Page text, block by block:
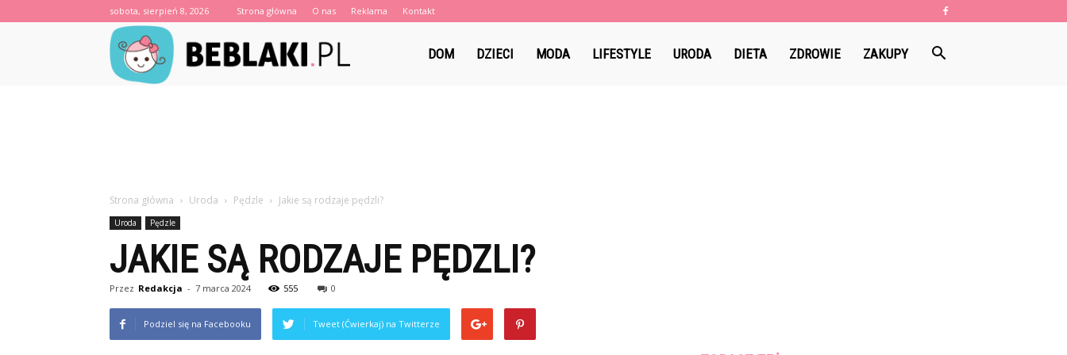
sobota, sierpień 8, 2026 Strona główna O nas Reklama Kontakt
DOM DZIECI MODA LIFESTYLE URODA DIETA ZDROWIE ZAKUPY
Strona główna Uroda Pędzle Jakie są rodzaje pędzli?
Uroda Pędzle
JAKIE SĄ RODZAJE PĘDZLI?
Przez Redakcja - 7 marca 2024 555 0
Podziel się na Facebooku Tweet (Ćwierkaj) na Twitterze